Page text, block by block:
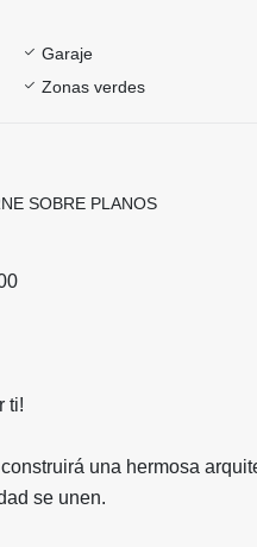
Garaje
Zonas verdes
SOBRE PLANOS
ti!
una hermosa
se unen.